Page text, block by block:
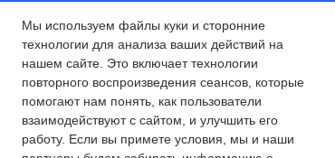
17 160 руб.
Печь изразцовая
Коллекция "Купечество"
35 960 руб.
28 610 руб.
Мы используем файлы куки и сторонние
технологии для анализа ваших действий на
нашем сайте. Это включает технологии
повторного воспроизведения сеансов, которые
помогают нам понять, как пользователи
взаимодействуют с сайтом, и улучшить его
работу. Если вы примете условия, мы и наши